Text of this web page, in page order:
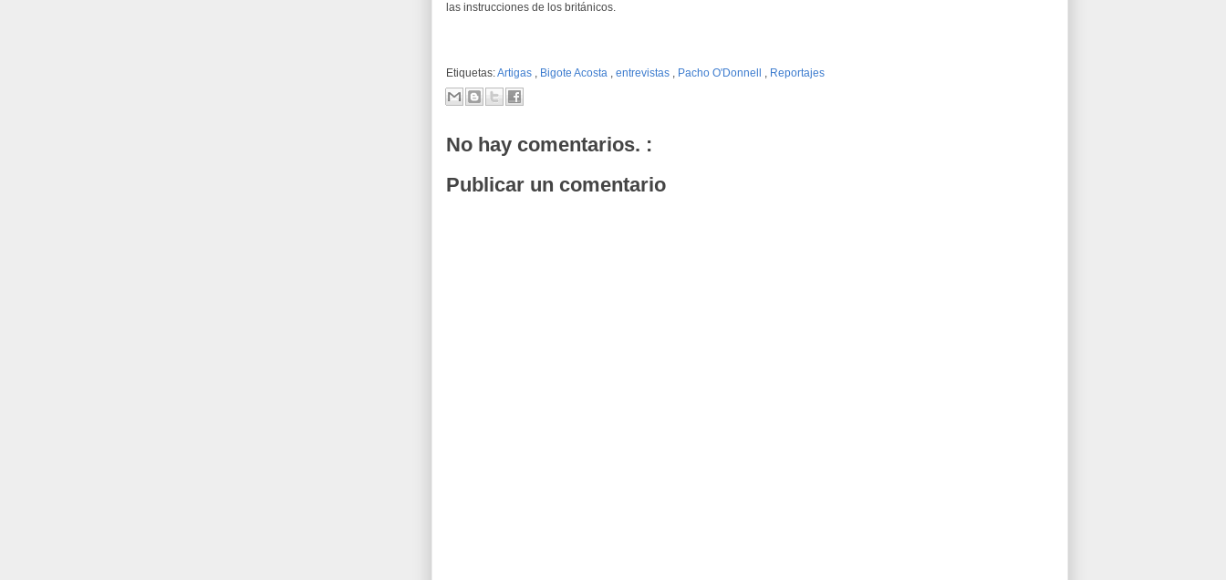
las instrucciones de los británicos.
Etiquetas:Artigas , Bigote Acosta , entrevistas , Pacho O'Donnell , Reportajes
No hay comentarios. :
Publicar un comentario